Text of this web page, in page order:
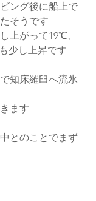
ング後に船上で
そうです
上がって19℃、
少し上昇です
知床羅臼へ流氷
ます
とのことでまず